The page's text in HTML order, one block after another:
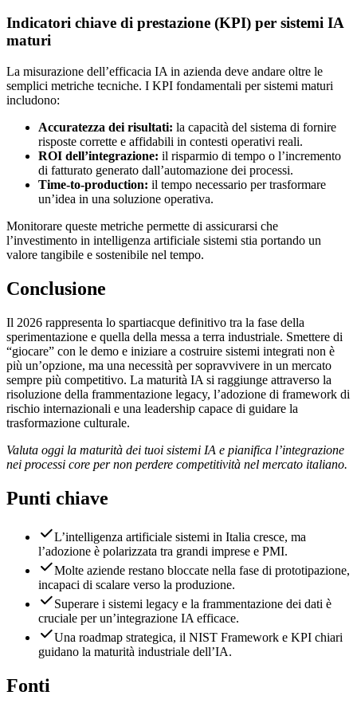
Indicatori chiave di prestazione (KPI) per sistemi IA
maturi
La misurazione dell’efficacia IA in azienda deve andare oltre le
semplici metriche tecniche. I KPI fondamentali per sistemi maturi
includono:
Accuratezza dei risultati: la capacità del sistema di fornire
risposte corrette e affidabili in contesti operativi reali.
ROI dell’integrazione: il risparmio di tempo o l’incremento
di fatturato generato dall’automazione dei processi.
Time-to-production: il tempo necessario per trasformare
un’idea in una soluzione operativa.
Monitorare queste metriche permette di assicurarsi che
l’investimento in intelligenza artificiale sistemi stia portando un
valore tangibile e sostenibile nel tempo.
Conclusione
Il 2026 rappresenta lo spartiacque definitivo tra la fase della
sperimentazione e quella della messa a terra industriale. Smettere di
“giocare” con le demo e iniziare a costruire sistemi integrati non è
più un’opzione, ma una necessità per sopravvivere in un mercato
sempre più competitivo. La maturità IA si raggiunge attraverso la
risoluzione della frammentazione legacy, l’adozione di framework di
rischio internazionali e una leadership capace di guidare la
trasformazione culturale.
Valuta oggi la maturità dei tuoi sistemi IA e pianifica l’integrazione
nei processi core per non perdere competitività nel mercato italiano.
Punti chiave
L’intelligenza artificiale sistemi in Italia cresce, ma
l’adozione è polarizzata tra grandi imprese e PMI.
Molte aziende restano bloccate nella fase di prototipazione,
incapaci di scalare verso la produzione.
Superare i sistemi legacy e la frammentazione dei dati è
cruciale per un’integrazione IA efficace.
Una roadmap strategica, il NIST Framework e KPI chiari
guidano la maturità industriale dell’IA.
Fonti